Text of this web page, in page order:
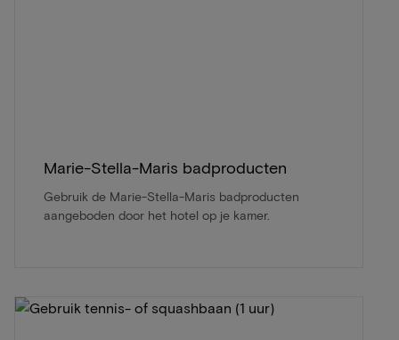
Marie-Stella-Maris badproducten
Gebruik de Marie-Stella-Maris badproducten
aangeboden door het hotel op je kamer.